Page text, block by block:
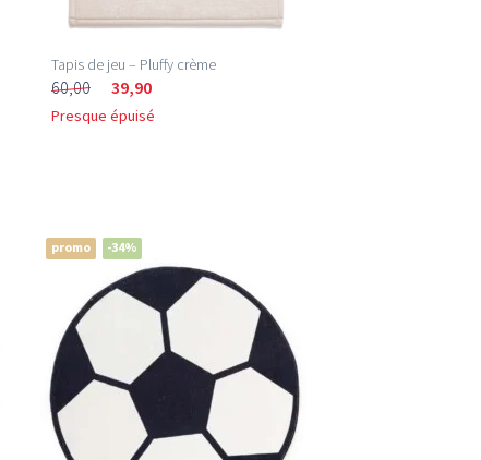
Tapis de jeu – Pluffy crème
60,00 39,90
Presque épuisé
promo -34%